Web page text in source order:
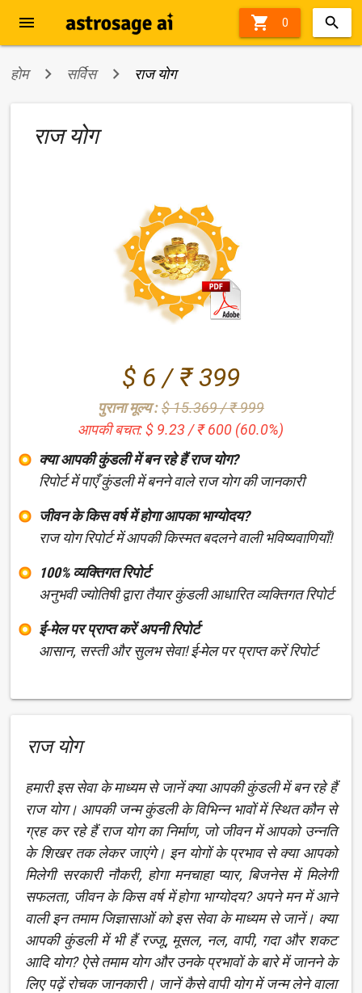
 0
menu
होम सर्विस राज योग
राज योग
60%
off
$ 6 / ₹ 399
पुराना मूल्य :$ 15.369 / ₹ 999
आपकी बचत: $ 9.23 / ₹ 600 (60.0%)
क्या आपकी कुंडली में बन रहे हैं राज योग?
रिपोर्ट में पाएँ कुंडली में बनने वाले राज योग की जानकारी
जीवन के किस वर्ष में होगा आपका भाग्योदय?
राज योग रिपोर्ट में आपकी किस्मत बदलने वाली भविष्यवाणियाँ!
100% व्यक्तिगत रिपोर्ट
अनुभवी ज्योतिषी द्वारा तैयार कुंडली आधारित व्यक्तिगत रिपोर्ट
ई-मेल पर प्राप्त करें अपनी रिपोर्ट
आसान, सस्ती और सुलभ सेवा! ई-मेल पर प्राप्त करें रिपोर्ट
राज योग
हमारी इस सेवा के माध्यम से जानें क्या आपकी कुंडली में बन रहे हैं
राज योग। आपकी जन्म कुंडली के विभिन्न भावों में स्थित कौन से
ग्रह कर रहे हैं राज योग का निर्माण, जो जीवन में आपको उन्नति
के शिखर तक लेकर जाएंगे। इन योगों के प्रभाव से क्या आपको
मिलेगी सरकारी नौकरी, होगा मनचाहा प्यार, बिजनेस में मिलेगी
सफलता, जीवन के किस वर्ष में होगा भाग्योदय? अपने मन में आने
वाली इन तमाम जिज्ञासाओं को इस सेवा के माध्यम से जानें। क्या
आपकी कुंडली में भी हैं रज्जू, मूसल, नल, वापी, गदा और शकट
आदि योग? ऐसे तमाम योग और उनके प्रभावों के बारे में जानने के
लिए पढ़ें रोचक जानकारी। जानें कैसे वापी योग में जन्म लेने वाला